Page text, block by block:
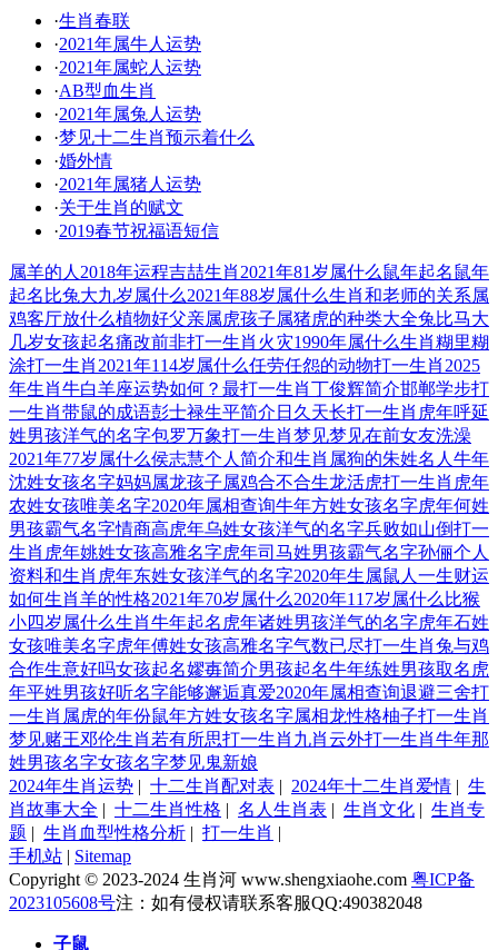
·生肖春联
·2021年属牛人运势
·2021年属蛇人运势
·AB型血生肖
·2021年属兔人运势
·梦见十二生肖预示着什么
·婚外情
·2021年属猪人运势
·关于生肖的赋文
·2019春节祝福语短信
属羊的人2018年运程吉喆生肖 2021年81岁属什么鼠年起名鼠年
起名 比兔大九岁属什么2021年88岁属什么生肖和老师的关系属
鸡客厅放什么植物好父亲属虎孩子属猪虎的种类大全兔比马大
几岁女孩起名痛改前非打一生肖 火灾1990年属什么生肖糊里糊
涂打一生肖 2021年114岁属什么任劳任怨的动物打一生肖 2025
年生肖牛白羊座运势如何？ 最打一生肖丁俊辉简介邯郸学步打
一生肖带鼠的成语彭士禄生平简介 日久天长打一生肖 虎年呼延
姓男孩洋气的名字包罗万象打一生肖梦见梦见在前女友洗澡
2021年77岁属什么侯志慧个人简介和生肖 属狗的朱姓名人 牛年
沈姓女孩名字妈妈属龙孩子属鸡合不合生龙活虎打一生肖 虎年
农姓女孩唯美名字2020年属相查询牛年方姓女孩名字虎年何姓
男孩霸气名字情商高虎年乌姓女孩洋气的名字兵败如山倒打一
生肖 虎年姚姓女孩高雅名字虎年司马姓男孩霸气名字孙俪个人
资料和生肖 虎年东姓女孩洋气的名字2020年生属鼠人一生财运
如何生肖羊的性格2021年70岁属什么2020年117岁属什么 比猴
小四岁属什么生肖牛年起名 虎年诸姓男孩洋气的名字虎年石姓
女孩唯美名字虎年傅姓女孩高雅名字气数已尽打一生肖兔与鸡
合作生意好吗女孩起名嫪毐简介男孩起名牛年练姓男孩取名 虎
年平姓男孩好听名字能够邂逅真爱2020年属相查询退避三舍打
一生肖 属虎的年份鼠年方姓女孩名字属相龙性格柚子打一生肖
梦见赌王邓伦生肖 若有所思打一生肖 九肖云外打一生肖牛年那
姓男孩名字女孩名字梦见鬼新娘
2024年生肖运势 | 十二生肖配对表 | 2024年十二生肖爱情 | 生
肖故事大全 | 十二生肖性格 | 名人生肖表 | 生肖文化 | 生肖专
题 | 生肖血型性格分析 | 打一生肖 |
手机站 | Sitemap
Copyright © 2023-2024 生肖河 www.shengxiaohe.com 粤ICP备
2023105608号注：如有侵权请联系客服QQ:490382048
子鼠